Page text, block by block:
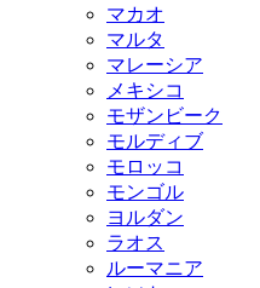
マカオ
マルタ
マレーシア
メキシコ
モザンビーク
モルディブ
モロッコ
モンゴル
ヨルダン
ラオス
ルーマニア